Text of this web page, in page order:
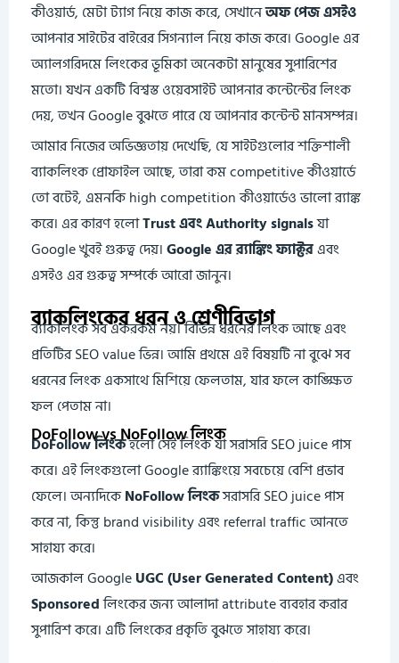
কীওয়ার্ড, মেটা ট্যাগ নিয়ে কাজ করে, সেখানেঅফ পেজ এসইও
আপনার সাইটের বাইরের সিগন্যাল নিয়ে কাজ করে। Google এর
অ্যালগরিদমে লিংকের ভূমিকা অনেকটা মানুষের সুপারিশের
মতো। যখন একটি বিশ্বস্ত ওয়েবসাইট আপনার কন্টেন্টের লিংক
দেয়, তখন Google বুঝতে পারে যে আপনার কন্টেন্ট মানসম্পন্ন।
আমার নিজের অভিজ্ঞতায় দেখেছি, যে সাইটগুলোর শক্তিশালী
ব্যাকলিংক প্রোফাইল আছে, তারা কম competitive কীওয়ার্ডে
তো বটেই, এমনকি high competition কীওয়ার্ডেও ভালো র‍্যাঙ্ক
করে। এর কারণ হলোTrust এবং Authority signalsযা
Google খুবই গুরুত্ব দেয়।Google এর র‍্যাঙ্কিং ফ্যাক্টরএবং
এসইও এর গুরুত্ব সম্পর্কে আরো জানুন।
ব্যাকলিংকের ধরন ও শ্রেণীবিভাগ
ব্যাকলিংক সব একরকম নয়। বিভিন্ন ধরনের লিংক আছে এবং
প্রতিটির SEO value ভিন্ন। আমি প্রথমে এই বিষয়টি না বুঝে সব
ধরনের লিংক একসাথে মিশিয়ে ফেলতাম, যার ফলে কাঙ্ক্ষিত
ফল পেতাম না।
DoFollow vs NoFollow লিংক
DoFollow লিংকহলো সেই লিংক যা সরাসরি SEO juice পাস
করে। এই লিংকগুলো Google র‍্যাঙ্কিংয়ে সবচেয়ে বেশি প্রভাব
ফেলে। অন্যদিকেNoFollow লিংকসরাসরি SEO juice পাস
করে না, কিন্তু brand visibility এবং referral traffic আনতে
সাহায্য করে।
আজকাল GoogleUGC (User Generated Content)এবং
Sponsoredলিংকের জন্য আলাদা attribute ব্যবহার করার
সুপারিশ করে। এটি লিংকের প্রকৃতি বুঝতে সাহায্য করে।